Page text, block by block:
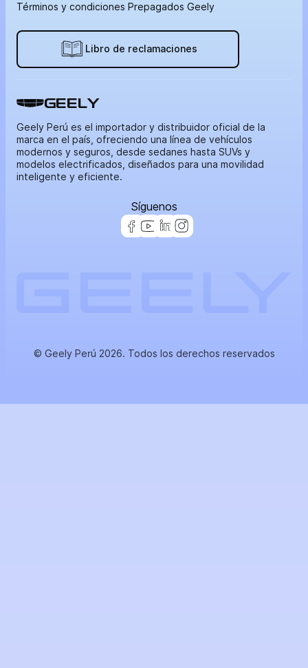
Términos y condiciones Prepagados Geely
Libro de reclamaciones
GEELY
Geely Perú es el importador y distribuidor oficial de la
marca en el país, ofreciendo una línea de vehículos
modernos y seguros, desde sedanes hasta SUVs y
modelos electrificados, diseñados para una movilidad
inteligente y eficiente.
Síguenos
© Geely Perú 2026. Todos los derechos reservados